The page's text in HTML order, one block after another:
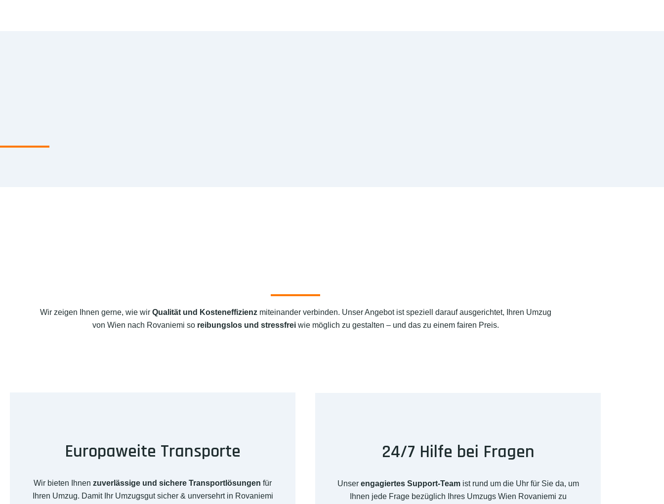
Wir zeigen Ihnen gerne, wie wir Qualität und Kosteneffizienzmiteinander verbinden. Unser Angebot ist speziell darauf ausgerichtet, Ihren Umzug
von Wien nach Rovaniemi so reibungslos und stressfreiwie möglich zu gestalten – und das zu einem fairen Preis.
Europaweite Transporte
Wir bieten Ihnen zuverlässige und sichere Transportlösungen für
Ihren Umzug. Damit Ihr Umzugsgut sicher & unversehrt in Rovaniemi
24/7 Hilfe bei Fragen
Unser engagiertes Support-Teamist rund um die Uhr für Sie da, um
Ihnen jede Frage bezüglich Ihres Umzugs Wien Rovaniemi zu